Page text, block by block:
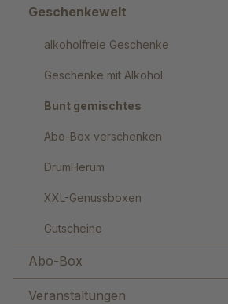
Geschenkewelt
alkoholfreie Geschenke
Geschenke mit Alkohol
Bunt gemischtes
Abo-Box verschenken
DrumHerum
XXL-Genussboxen
Gutscheine
Abo-Box
Veranstaltungen